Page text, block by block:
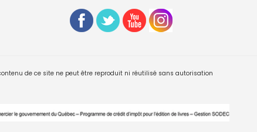
de ce site ne peut être reproduit ni réutilisé sans autorisation